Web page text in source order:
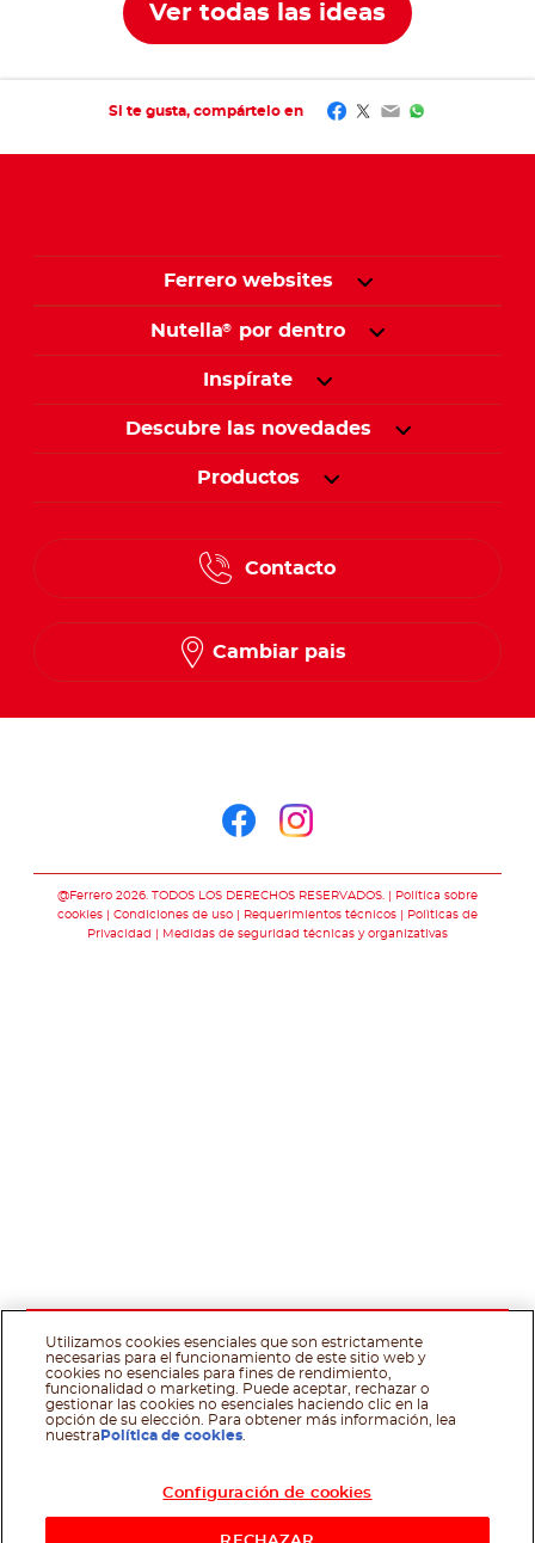
Ver todas las ideas
Si te gusta, compártelo en Facebook
Twitter
EmailWhatsApp
Ferrero websites
Nutella® por dentro
Inspírate
Descubre las novedades
Productos
Contacto
Cambiar pais
@Ferrero 2026. TODOS LOS DERECHOS RESERVADOS.
Política sobre
cookies
Condiciones de uso Requerimientos técnicos
Polìticas de
Privacidad
Medidas de seguridad técnicas y organizativas
Utilizamos cookies esenciales que son estrictamente
necesarias para el funcionamiento de este sitio web y
cookies no esenciales para fines de rendimiento,
funcionalidad o marketing. Puede aceptar, rechazar o
gestionar las cookies no esenciales haciendo clic en la
opción de su elección. Para obtener más información, lea
nuestra Política de cookies
Configuración de cookies